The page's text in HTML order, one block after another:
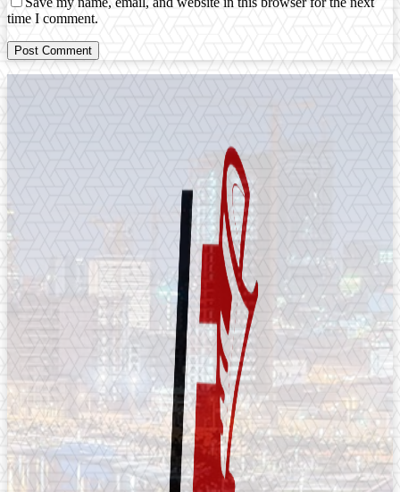
time I comment.